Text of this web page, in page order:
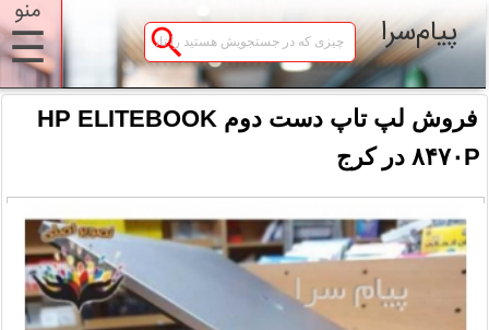
منو
☰ پیام‌سرا
فروش لپ تاپ دست دوم HP ELITEBOOK
۸۴۷۰P در کرج